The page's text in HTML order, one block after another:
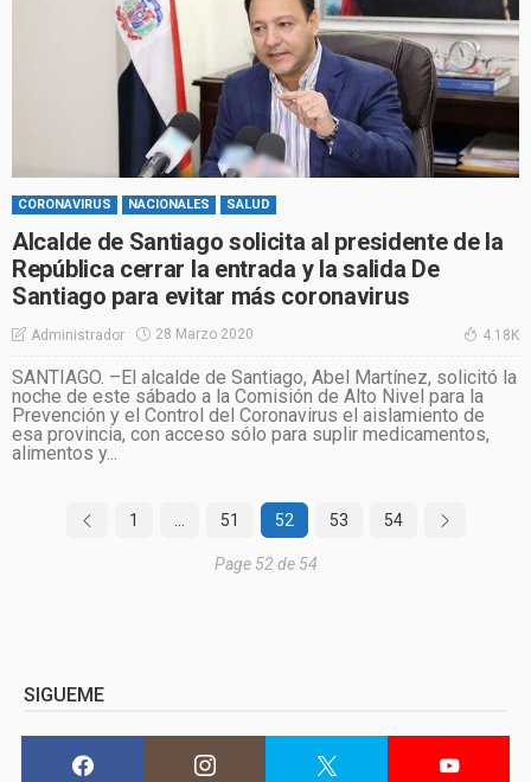
CORONAVIRUS NACIONALES SALUD
Alcalde de Santiago solicita al presidente de la
República cerrar la entrada y la salida De
Santiago para evitar más coronavirus
Administrador 28 Marzo 2020 4.18K
SANTIAGO. –El alcalde de Santiago, Abel Martínez, solicitó la
noche de este sábado a la Comisión de Alto Nivel para la
Prevención y el Control del Coronavirus el aislamiento de
esa provincia, con acceso sólo para suplir medicamentos,
alimentos y...
1 51 52 53 54
Page 52 de 54
SIGUEME